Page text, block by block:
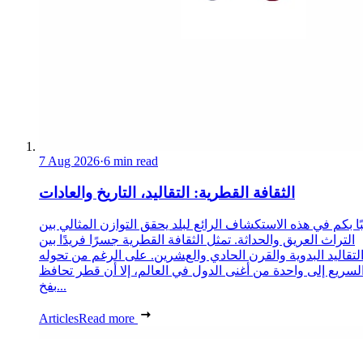
7 Aug 2026·6 min read
الثقافة القطرية: التقاليد، التاريخ والعادات
بكم في هذه الاستكشاف الرائع لبلد يحقق التوازن المثالي بين
التراث العريق والحداثة. تمثل الثقافة القطرية جسرًا فريدًا بين
التقاليد البدوية والقرن الحادي والعشرين. على الرغم من تحوله
إلى واحدة من أغنى الدول في العالم، إلا أن قطر تحافظ
بفخ...
ArticlesRead more